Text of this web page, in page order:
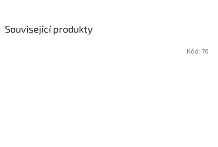
Související produkty
Kód: 76